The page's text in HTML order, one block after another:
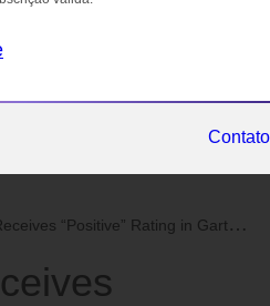
Contato
“Positive” Rating in Gartner’s Vendor Rating Report...